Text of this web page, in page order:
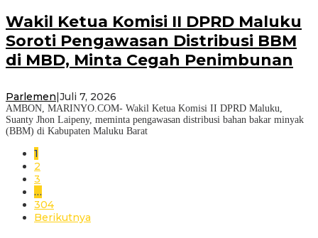
Wakil Ketua Komisi II DPRD Maluku
Soroti Pengawasan Distribusi BBM
di MBD, Minta Cegah Penimbunan
Parlemen Juli 7, 2026
AMBON, MARINYO.COM- Wakil Ketua Komisi II DPRD Maluku,
Suanty Jhon Laipeny, meminta pengawasan distribusi bahan bakar minyak
(BBM) di Kabupaten Maluku Barat
1
2
3
…
304
Berikutnya